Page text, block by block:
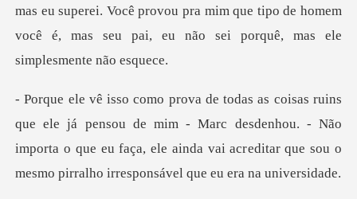
mas eu superei. Você provou pra mim que tipo de ho
u de mim - Marc desdenhou. - Não
importa o que eu faça, ele ainda vai acr